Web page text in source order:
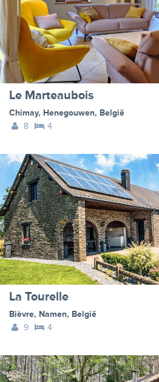
Le Marteaubois
Chimay, Henegouwen, België
8
4
La Tourelle
Bièvre, Namen, België
9
4